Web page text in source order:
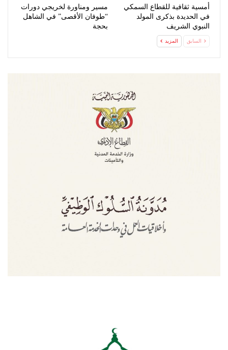
أمسية ثقافية للقطاع السمكي
في الحديدة بذكرى المولد
النبوي الشريف
مسير ومناورة لخريجي دورات
“طوفان الأقصى” في الشاهل
بحجة
السابق المزيد